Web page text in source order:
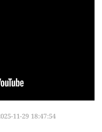
11-29 18:47:54